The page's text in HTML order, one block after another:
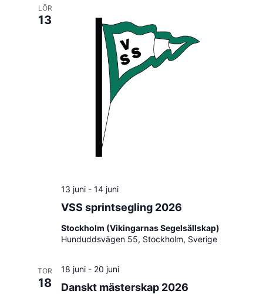
LÖR
13
VSS sprintsegling 2026
13 juni- 14 juni
Stockholm (Vikingarnas Segelsällskap)
Hunduddsvägen 55, Stockholm, Sverige
TOR
18 Danskt mästerskap 2026
18 juni- 20 juni